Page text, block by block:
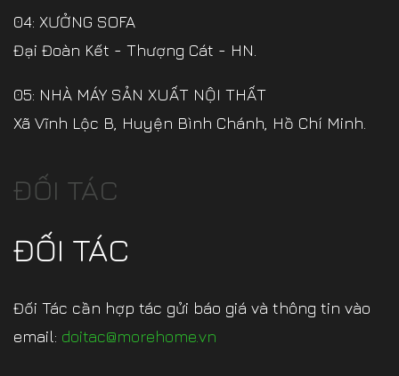
04: XƯỞNG SOFA
Đại Đoàn Kết - Thượng Cát - HN.
05: NHÀ MÁY SẢN XUẤT NỘI THẤT
Xã Vĩnh Lộc B, Huyện Bình Chánh, Hồ Chí Minh.
ĐỐI TÁC
ĐỐI TÁC
Đối Tác cần hợp tác gửi báo giá và thông tin vào
email: doitac@morehome.vn